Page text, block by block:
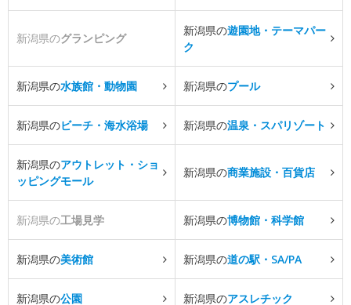
新潟県のグランピング
新潟県の遊園地・テーマパー
ク
新潟県の水族館・動物園 新潟県のプール
新潟県のビーチ・海水浴場 新潟県の温泉・スパリゾート
新潟県のアウトレット・ショ
ッピングモール
新潟県の商業施設・百貨店
新潟県の工場見学 新潟県の博物館・科学館
新潟県の美術館 新潟県の道の駅・SA/PA
新潟県の公園 新潟県のアスレチック